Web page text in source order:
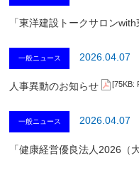
「東洋建設トークサロン
一般ニュース 2026.04.07
人事異動のお知らせ [75KB:
一般ニュース 2026.04.07
「健康経営優良法人2026（